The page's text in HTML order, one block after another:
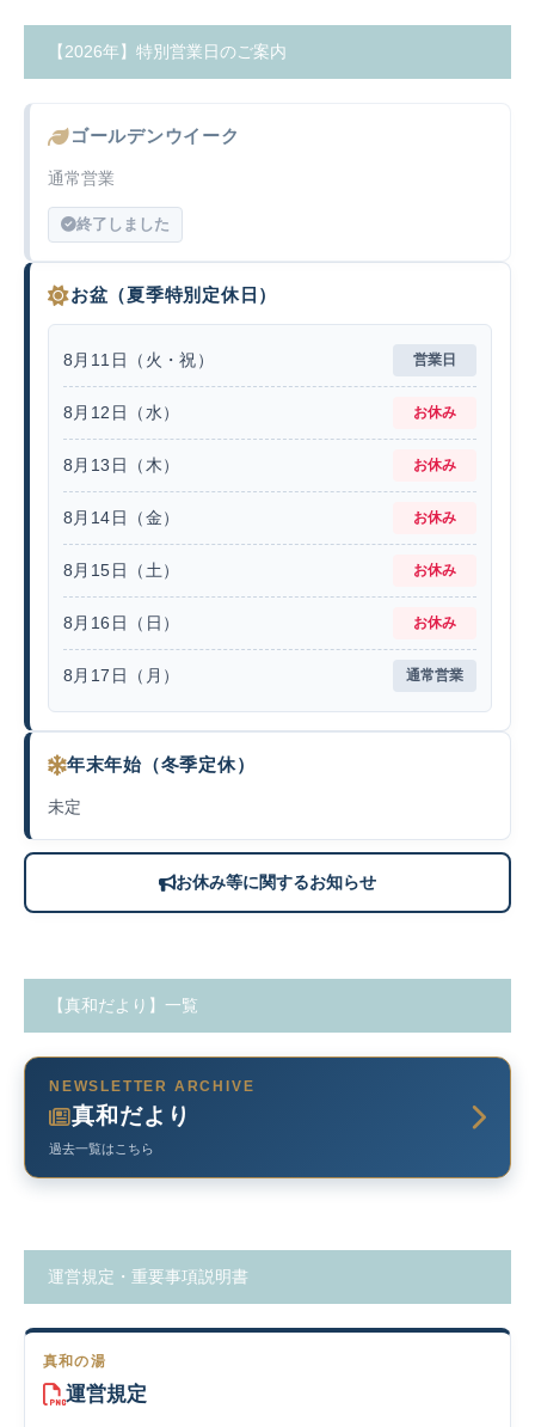
【2026年】特別営業日のご案内
ゴールデンウイーク
通常営業
終了しました
お盆（夏季特別定休日）
8月11日（火・祝） 営業日
8月12日（水） お休み
8月13日（木） お休み
8月14日（金） お休み
8月15日（土） お休み
8月16日（日） お休み
8月17日（月） 通常営業
年末年始（冬季定休）
未定
お休み等に関するお知らせ
【真和だより】一覧
NEWSLETTER ARCHIVE
真和だより
過去一覧はこちら
運営規定・重要事項説明書
真和の湯
運営規定